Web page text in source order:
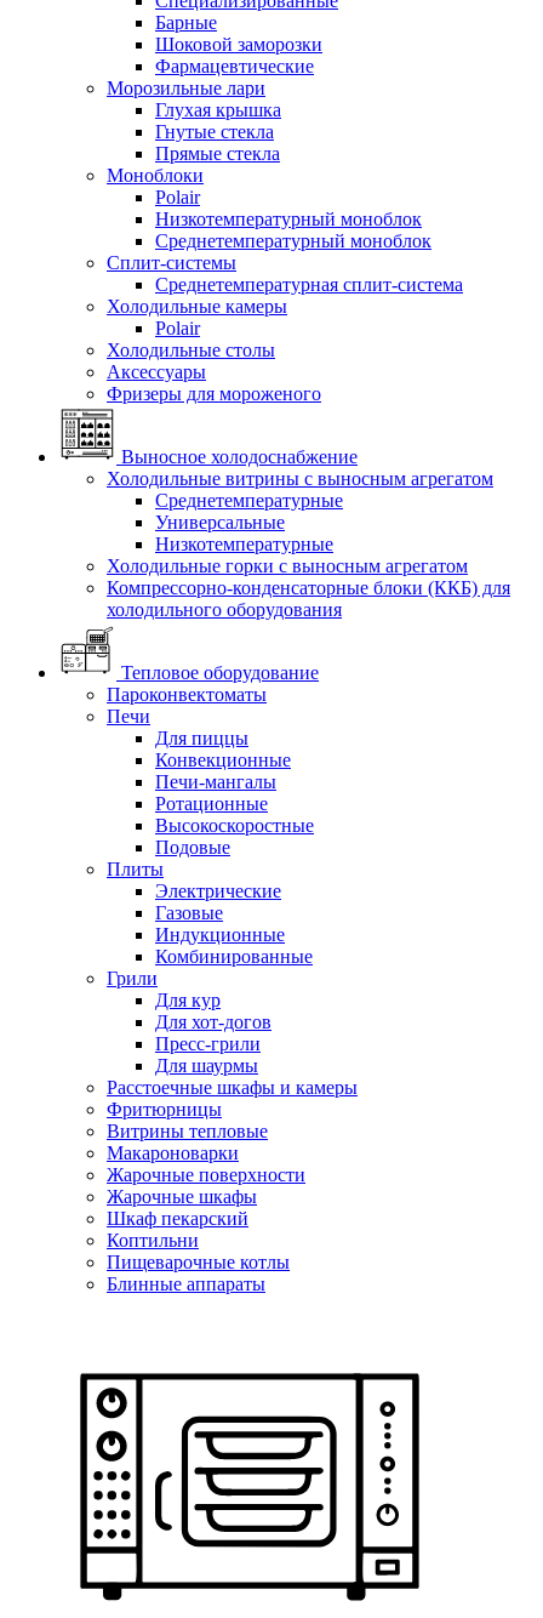
Барные
Шоковой заморозки
Фармацевтические
Морозильные лари
Глухая крышка
Гнутые стекла
Прямые стекла
Моноблоки
Polair
Низкотемпературный моноблок
Среднетемпературный моноблок
Сплит-системы
Среднетемпературная сплит-система
Холодильные камеры
Polair
Холодильные столы
Аксессуары
Фризеры для мороженого
Выносное холодоснабжение
Холодильные витрины с выносным агрегатом
Среднетемпературные
Универсальные
Низкотемпературные
Холодильные горки с выносным агрегатом
Компрессорно-конденсаторные блоки (ККБ) для
холодильного оборудования
Тепловое оборудование
Пароконвектоматы
Печи
Для пиццы
Конвекционные
Печи-мангалы
Ротационные
Высокоскоростные
Подовые
Плиты
Электрические
Газовые
Индукционные
Комбинированные
Грили
Для кур
Для хот-догов
Пресс-грили
Для шаурмы
Расстоечные шкафы и камеры
Фритюрницы
Витрины тепловые
Макароноварки
Жарочные поверхности
Жарочные шкафы
Шкаф пекарский
Коптильни
Пищеварочные котлы
Блинные аппараты